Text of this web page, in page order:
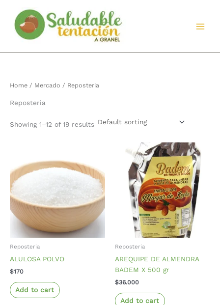
contenido
Home / Mercado / Reposteria
Reposteria
Showing 1–12 of 19 results
Reposteria
ALULOSA POLVO
$170
Add to cart
Reposteria
AREQUIPE DE ALMENDRA
BADEM X 500 gr
$36.000
Add to cart